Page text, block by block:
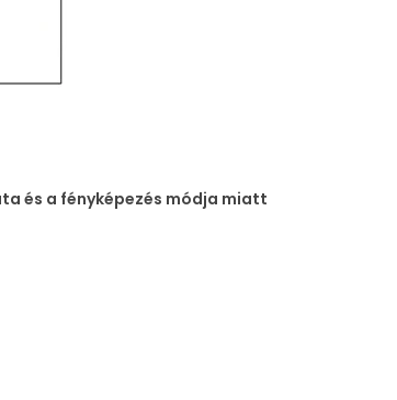
és a fényképezés módja miatt